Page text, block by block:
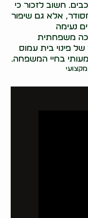
חשוב לזכור כי
אלא גם שיפור
נעימה
משפחתית
פינוי בית עמוס
בחיי המשפחה.